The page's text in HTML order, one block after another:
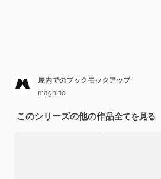
屋内でのブックモックアップ
magnific
このシリーズの他の作品全てを見る